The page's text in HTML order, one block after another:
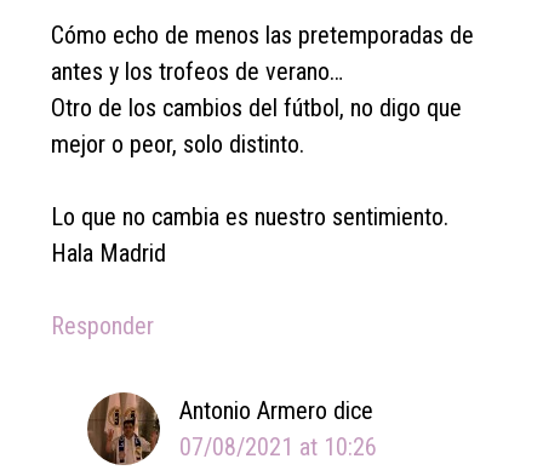
Cómo echo de menos las pretemporadas de
antes y los trofeos de verano…
Otro de los cambios del fútbol, no digo que
mejor o peor, solo distinto.
Lo que no cambia es nuestro sentimiento.
Hala Madrid
Responder
Antonio Armero dice
07/08/2021 at 10:26